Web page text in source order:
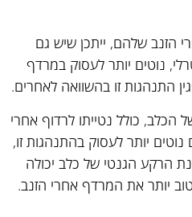
הזנב שלהם, ייתכן שיש גם
נוטים יותר לעסוק במרדף
התנהגות זו בהשוואה לאחרים.
כולל נטייתו לרדוף אחרי
יותר לעסוק בהתנהגות זו,
הרקע הגנטי של כלב יכולה
יותר את המרדף אחרי הזנב.